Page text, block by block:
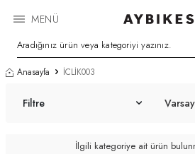
MENÜ
Anasayfa İCLİK003
Filtre
İlgili kategoriye ait ürün